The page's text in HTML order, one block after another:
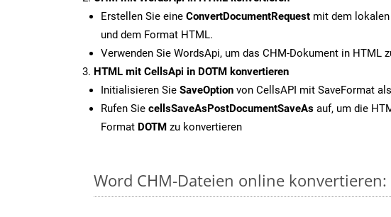
Erstellen Sie eine ConvertDocumentRequest mit dem
und dem Format HTML.
Verwenden Sie WordsApi, um das CHM-Dokument in HTML
HTML mit CellsApi in DOTM konvertieren
Initialisieren Sie SaveOption von CellsAPI mit SaveFormat
Rufen Sie cellsSaveAsPostDocumentSaveAs auf, um die
Format DOTM zu konvertieren
Word CHM-Dateien online